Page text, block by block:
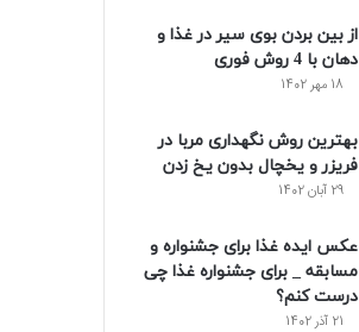
از بین بردن بوی سیر در غذا و
دهان با 4 روش فوری
18 مهر 1402
بهترین روش نگهداری مربا در
فریزر و یخچال بدون یخ زدن
29 آبان 1402
عکس ایده غذا برای جشنواره و
مسابقه _ برای جشنواره غذا چی
درست کنم؟
21 آذر 1402